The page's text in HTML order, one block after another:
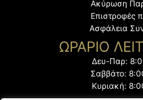
Ακύρωση
Επιστροφές
Ασφάλεια
ΩΡΑΡΙΟ
Δευ-Παρ:
Σαββάτο:
Κυριακή: